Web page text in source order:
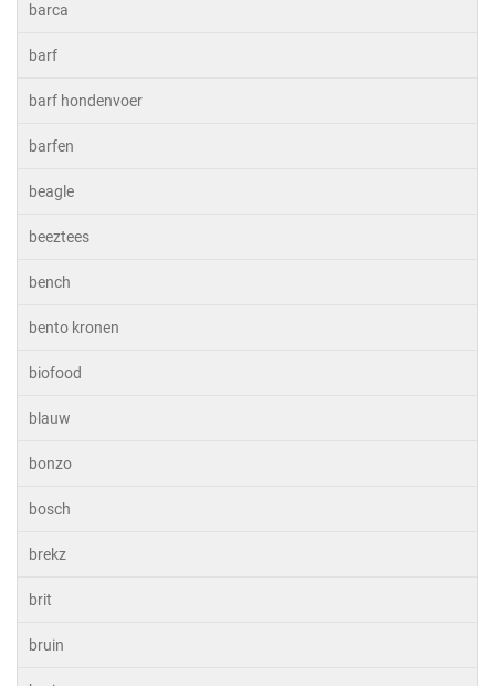
barca
barf
barf hondenvoer
barfen
beagle
beeztees
bench
bento kronen
biofood
blauw
bonzo
bosch
brekz
brit
bruin